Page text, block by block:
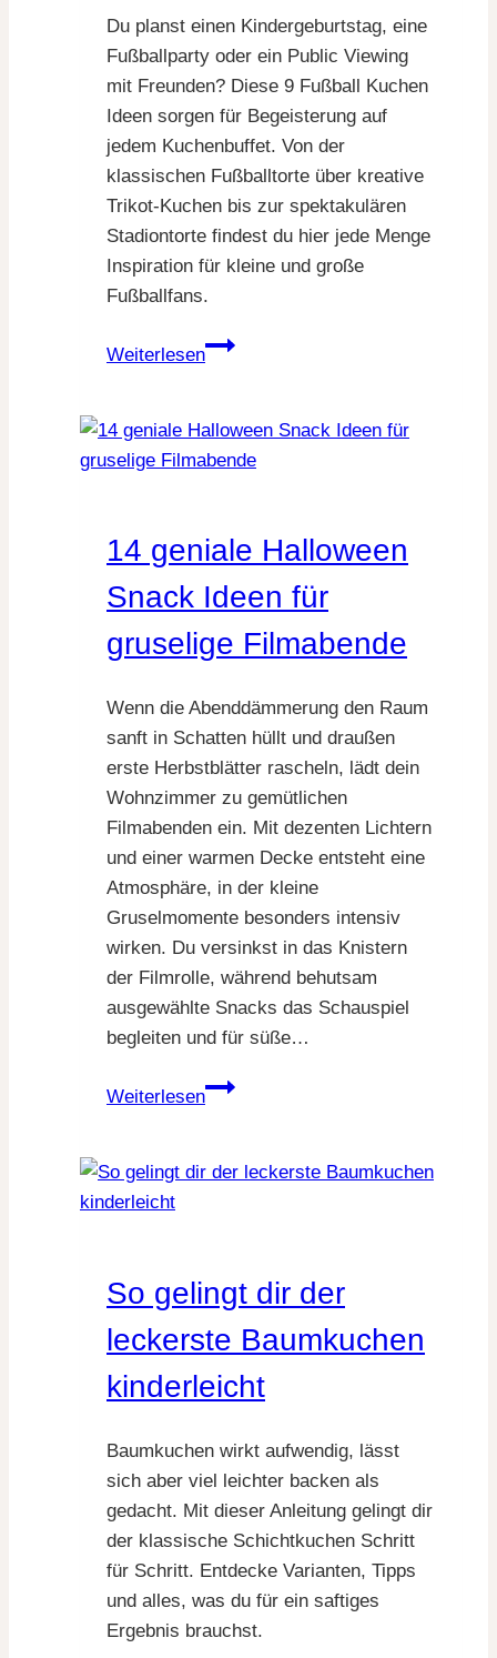
Du planst einen Kindergeburtstag, eine
Fußballparty oder ein Public Viewing
mit Freunden? Diese 9 Fußball Kuchen
Ideen sorgen für Begeisterung auf
jedem Kuchenbuffet. Von der
klassischen Fußballtorte über kreative
Trikot-Kuchen bis zur spektakulären
Stadiontorte findest du hier jede Menge
Inspiration für kleine und große
Fußballfans.
Weiterlesen
9
Ideen
für
14 geniale Halloween
Snack Ideen für
gruselige Filmabende
Wenn die Abenddämmerung den Raum
sanft in Schatten hüllt und draußen
erste Herbstblätter rascheln, lädt dein
Wohnzimmer zu gemütlichen
Filmabenden ein. Mit dezenten Lichtern
und einer warmen Decke entsteht eine
Atmosphäre, in der kleine
Gruselmomente besonders intensiv
wirken. Du versinkst in das Knistern
der Filmrolle, während behutsam
ausgewählte Snacks das Schauspiel
begleiten und für süße…
Weiterlesen
14
Snack
Filmabende
So gelingt dir der
leckerste Baumkuchen
kinderleicht
Baumkuchen wirkt aufwendig, lässt
sich aber viel leichter backen als
gedacht. Mit dieser Anleitung gelingt dir
der klassische Schichtkuchen Schritt
für Schritt. Entdecke Varianten, Tipps
und alles, was du für ein saftiges
Ergebnis brauchst.